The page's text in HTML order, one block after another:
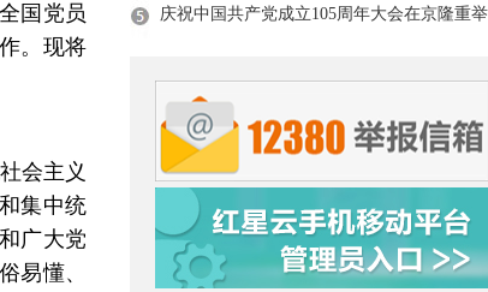
国党员
。现将
会主义
集中统
广大党
易懂、